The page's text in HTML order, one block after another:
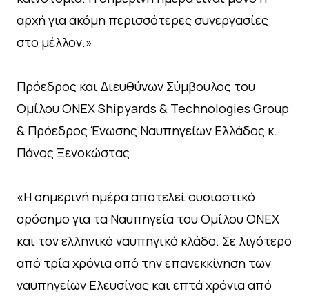
αρχή για ακόμη περισσότερες συνεργασίες
στο μέλλον.»
Πρόεδρος και Διευθύνων Σύμβουλος του
Ομίλου ONEX Shipyards & Technologies Group
& Πρόεδρος Ένωσης Ναυπηγείων Ελλάδος κ.
Πάνος Ξενοκώστας
«Η σημερινή ημέρα αποτελεί ουσιαστικό
ορόσημο για τα Ναυπηγεία του Ομίλου ΟΝΕΧ
και τον ελληνικό ναυπηγικό κλάδο. Σε λιγότερο
από τρία χρόνια από την επανεκκίνηση των
ναυπηγείων Ελευσίνας και επτά χρόνια από